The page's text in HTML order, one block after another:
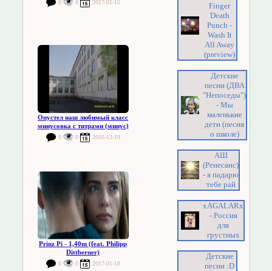
0 0 2017-01-15
Опустел наш любимый класс
минусовка с титрами (минус)
0 0 2016-12-19
Prinz Pi - 1,40m (feat. Philipp
Dittberner)
0 0 2017-01-18
Finger
Death
Punch -
Wash It
All Away
(preview)
Детские
песни (ДВА
"Непоседы")
- Мы
маленькие
дети (песня
о школе)
АШ
(Ренесанс)
- я падарю
тебе рай
xAGALARx
- Россия
для
грустных
Детские
песни :D